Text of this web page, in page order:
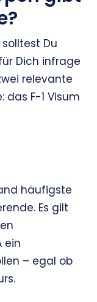
Du
Dich infrage
relevante
das F-1 Visum
häufigste
Es gilt
ein
– egal ob